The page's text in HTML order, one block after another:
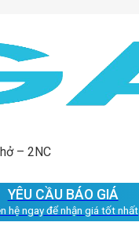
– 2NC
YÊU CẦU BÁO GIÁ
hệ ngay để nhận giá tốt nhất